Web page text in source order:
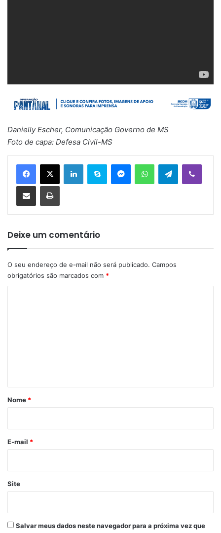
Danielly Escher, Comunicação Governo de MS
Foto de capa: Defesa Civil-MS
Telegram
Deixe um comentário
O seu endereço de e-mail não será publicado. Campos
obrigatórios são marcados com *
r
*
Nome *
E-mail *
Site
Salvar meus dados neste navegador para a próxima vez que